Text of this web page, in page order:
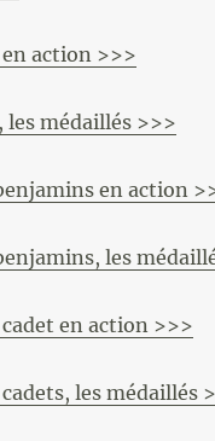
action >>>
les médaillés >>>
en action
les
en action >>>
les médaillés